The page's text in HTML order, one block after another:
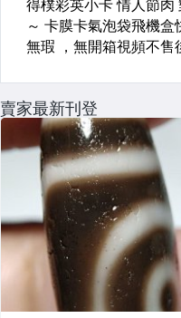
賣家最新刊登